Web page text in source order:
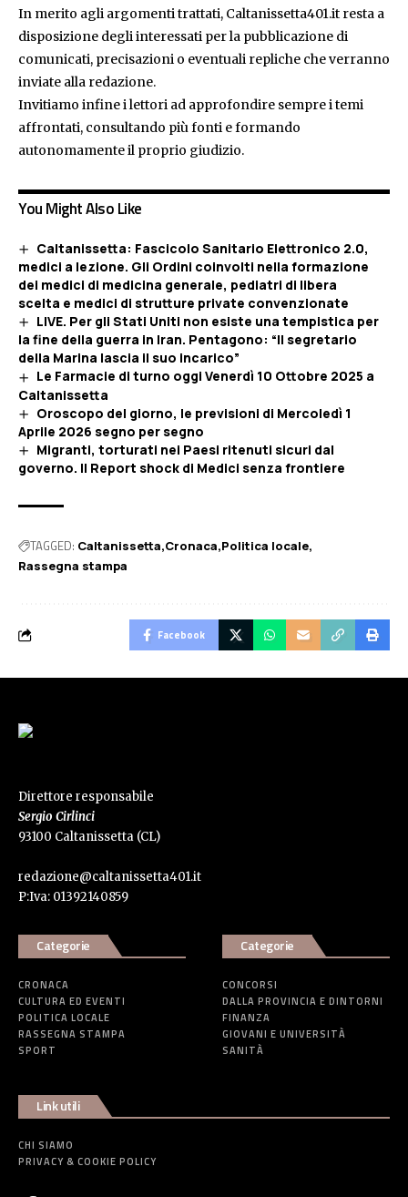
In merito agli argomenti trattati, Caltanissetta401.it resta a
disposizione degli interessati per la pubblicazione di
comunicati, precisazioni o eventuali repliche che verranno
inviate alla redazione.
Invitiamo infine i lettori ad approfondire sempre i temi
affrontati, consultando più fonti e formando
autonomamente il proprio giudizio.
You Might Also Like
Caltanissetta: Fascicolo Sanitario Elettronico 2.0,
medici a lezione. Gli Ordini coinvolti nella formazione
dei medici di medicina generale, pediatri di libera
scelta e medici di strutture private convenzionate
LIVE. Per gli Stati Uniti non esiste una tempistica per
la fine della guerra in Iran. Pentagono: “Il segretario
della Marina lascia il suo incarico”
Le Farmacie di turno oggi Venerdì 10 Ottobre 2025 a
Caltanissetta
Oroscopo del giorno, le previsioni di Mercoledì 1
Aprile 2026 segno per segno
Migranti, torturati nei Paesi ritenuti sicuri dal
governo. Il Report shock di Medici senza frontiere
TAGGED: Caltanissetta Cronaca Politica locale
Rassegna stampa
Facebook
Direttore responsabile
Sergio Cirlinci
93100 Caltanissetta (CL)
redazione@caltanissetta401.it
P:Iva: 01392140859
Categorie
CRONACA
CULTURA ED EVENTI
POLITICA LOCALE
RASSEGNA STAMPA
SPORT
Categorie
CONCORSI
DALLA PROVINCIA E DINTORNI
FINANZA
GIOVANI E UNIVERSITÀ
SANITÀ
Link utili
CHI SIAMO
PRIVACY & COOKIE POLICY